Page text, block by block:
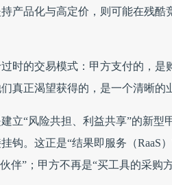
产品化与高定价，则可能在残
时的交易模式：甲方支付的，
真正渴望获得的，是一个清晰的
立“风险共担、利益共享”的新
钩。这正是“结果即服务（RaaS
伴”；甲方不再是“买工具的采购